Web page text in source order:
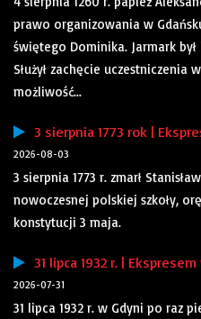
prawo organizowania w
świętego Dominika. Jarmark
Służył zachęcie uczestniczenia
możliwość...
3 sierpnia 1773 rok |
2026-08-03
3 sierpnia 1773 r. zmarł
nowoczesnej polskiej szkoły,
konstytucji 3 maja.
31 lipca 1932 r. |
2026-07-31
31 lipca 1932 r. w Gdyni po raz